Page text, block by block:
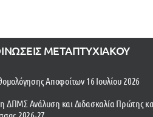
ΜΕΤΑΠΤΥΧΙΑΚΟΥ
Αποφοίτων 16 Ιουλίου 2026
ΔΠΜΣ Ανάλυση και Διδασκαλία Πρώτης
2026-27